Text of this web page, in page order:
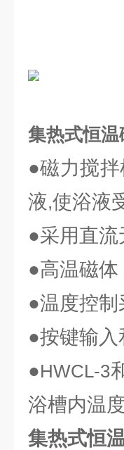
集热式恒
●磁力搅
液,使浴液
●采用直流
●高温磁体
●温度控制
●按键输
●HWCL-3
浴槽内温
集热式恒